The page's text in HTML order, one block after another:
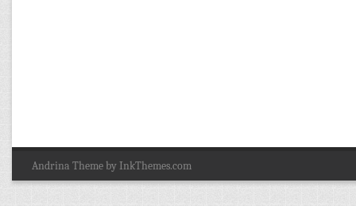
Andrina Theme by InkThemes.com